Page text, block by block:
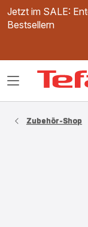
Jetzt im SALE:
Bestsellern
Das
Zubehör-Shop